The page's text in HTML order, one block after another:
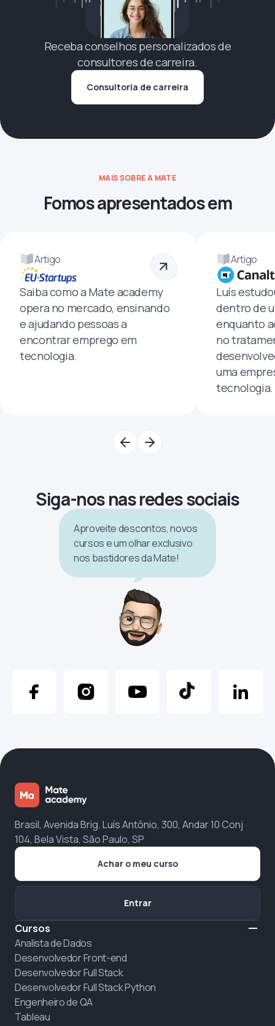
Receba conselhos personalizados de
consultores de carreira.
Consultoria de carreira
MAIS SOBRE A MATE
Fomos apresentados em
Artigo
Saiba como a Mate academy
opera no mercado, ensinando
e ajudando pessoas a
encontrar emprego em
tecnologia.
Artigo
Luís
dentro de
enquanto
no
uma
tecnologia.
Siga-nos nas redes sociais
Aproveite descontos, novos
cursos e um olhar exclusivo
nos bastidores da Mate!
Brasil, Avenida Brig. Luís Antônio, 300, Andar 10 Conj
104, Bela Vista, São Paulo, SP
Cursos
Analista de Dados
Desenvolvedor Front-end
Desenvolvedor Full Stack
Desenvolvedor Full Stack Python
Engenheiro de QA
Tableau
Achar o meu curso
Entrar